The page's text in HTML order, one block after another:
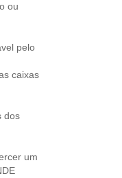
ou
pelo
caixas
dos
um